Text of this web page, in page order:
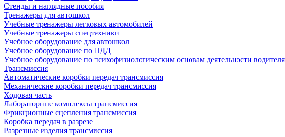
Стенды и наглядные пособия
Тренажеры для автошкол
Учебные тренажеры легковых автомобилей
Учебные тренажеры спецтехники
Учебное оборудование для автошкол
Учебное оборудование по ПДД
Учебное оборудование по психофизиологическим основам деятельности водителя
Трансмиссия
Автоматические коробки передач трансмиссия
Механические коробки передач трансмиссия
Ходовая часть
Лабораторные комплексы трансмиссия
Фрикционные сцепления трансмиссия
Коробка передач в разрезе
Разрезные изделия трансмиссия